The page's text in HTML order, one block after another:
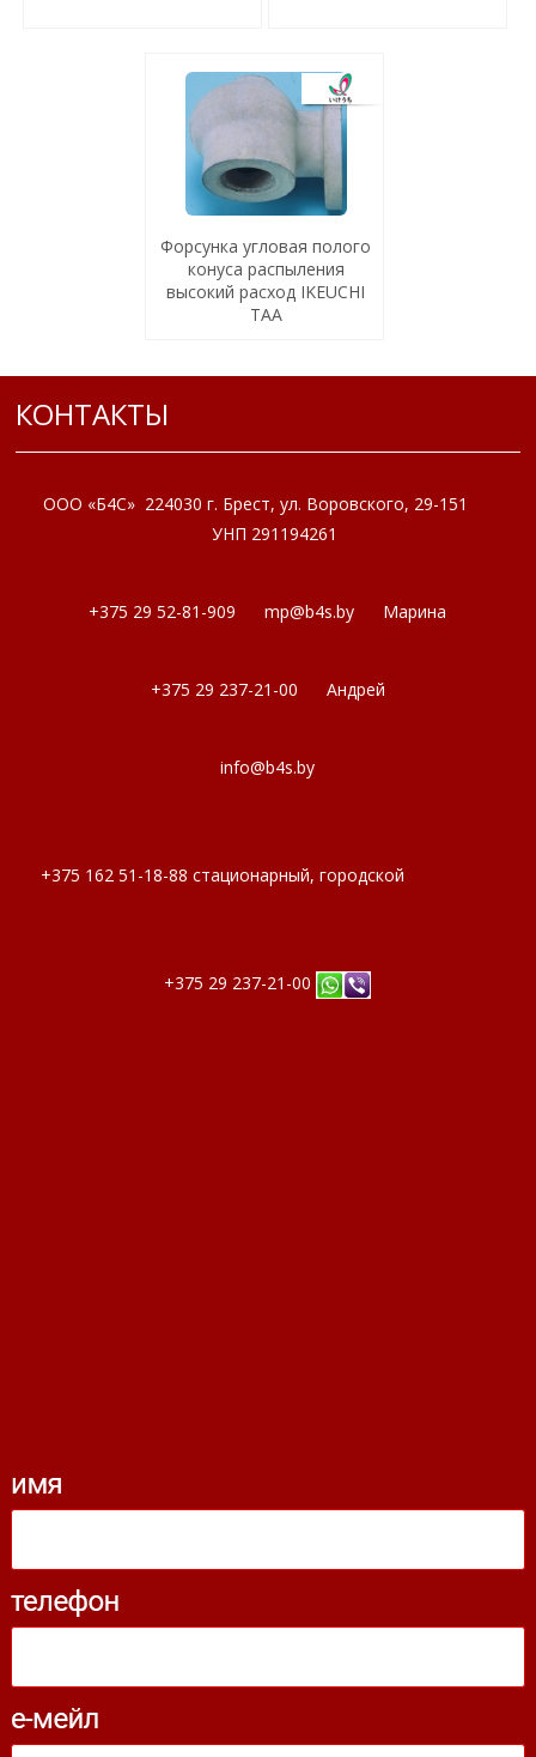
Форсунка угловая полого
конуса распыления
высокий расход IKEUCHI
TAA
КОНТАКТЫ
ООО «Б4С» 224030 г. Брест, ул. Воровского, 29-151
УНП 291194261
+375 29 52-81-909mp@b4s.by Марина
+375 29 237-21-00 Андрей
info@b4s.by
+375 162 51-18-88 стационарный, городской
+375 29 237-21-00